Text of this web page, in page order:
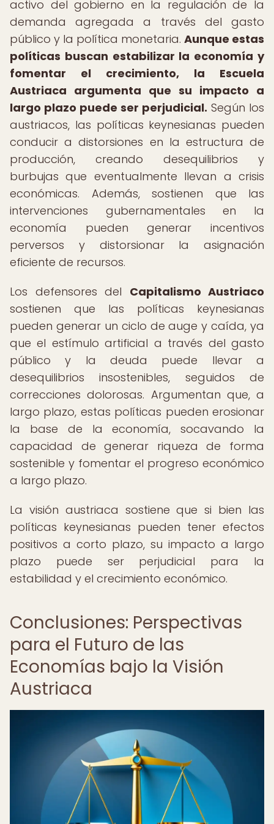
activo del gobierno en la regulación de la
demanda agregada a través del gasto
público y la política monetaria. Aunque estas
políticas buscan estabilizar la economía y
fomentar el crecimiento, la Escuela
Austriaca argumenta que su impacto a
largo plazo puede ser perjudicial. Según los
austriacos, las políticas keynesianas pueden
conducir a distorsiones en la estructura de
producción, creando desequilibrios y
burbujas que eventualmente llevan a crisis
económicas. Además, sostienen que las
intervenciones gubernamentales en la
economía pueden generar incentivos
perversos y distorsionar la asignación
eficiente de recursos.
Los defensores del Capitalismo Austriaco
sostienen que las políticas keynesianas
pueden generar un ciclo de auge y caída, ya
que el estímulo artificial a través del gasto
público y la deuda puede llevar a
desequilibrios insostenibles, seguidos de
correcciones dolorosas. Argumentan que, a
largo plazo, estas políticas pueden erosionar
la base de la economía, socavando la
capacidad de generar riqueza de forma
sostenible y fomentar el progreso económico
a largo plazo.
La visión austriaca sostiene que si bien las
políticas keynesianas pueden tener efectos
positivos a corto plazo, su impacto a largo
plazo puede ser perjudicial para la
estabilidad y el crecimiento económico.
Conclusiones: Perspectivas
para el Futuro de las
Economías bajo la Visión
Austriaca